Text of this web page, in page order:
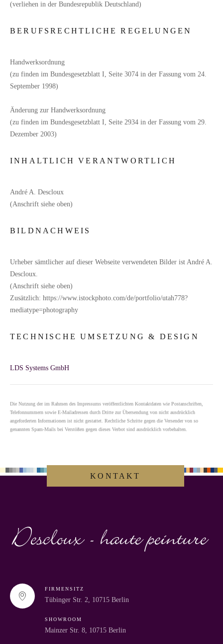
(verliehen in der Bundesrepublik Deutschland)
BERUFSRECHTLICHE REGELUNGEN
Handwerksordnung
(zu finden im Bundesgesetzblatt I, Seite 3074 in der Fassung vom 24.
September 1998)
Änderung zur Handwerksordnung
(zu finden im Bundesgesetzblatt I, Seite 2934 in der Fassung vom 29.
Dezember 2003)
INHALTLICH VERANTWORTLICH
André A. Descloux
(Anschrift siehe oben)
BILDNACHWEIS
Urheber sämtlicher auf dieser Webseite verwendeten Bilder ist André A.
Descloux.
(Anschrift siehe oben)
Zusätzlich: https://www.istockphoto.com/de/portfolio/utah778?
mediatype=photography
TECHNISCHE UMSETZUNG & DESIGN
LDS Systems GmbH
Telefonnummern sowie E-Mailadressen durch Dritte zur Übersendung von nicht ausdrücklich
angeforderten Informationen ist nicht gestattet. Rechtliche Schritte gegen die Versender von so
genannten Spam-Mails bei Verstößen gegen dieses Verbot sind ausdrücklich vorbehalten.
KONTAKT
FIRMENSITZ
Tübinger Str. 2, 10715 Berlin
SHOWROOM
Mainzer Str. 8, 10715 Berlin